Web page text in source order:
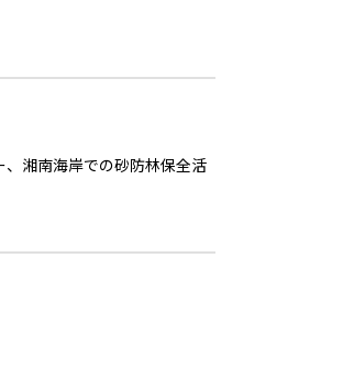
湘南海岸での砂防林保全活